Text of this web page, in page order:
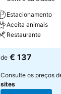
Estacionamento
Aceita animais
Restaurante
Ver preços
de € 137
Consulte os preços
sites